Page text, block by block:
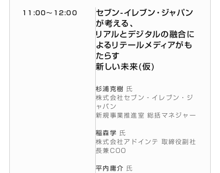
11:00〜12:00
セブン-イレブン・ジャパン
が考える、
リアルとデジタルの融合に
よるリテールメディアがも
たらす
新しい未来(仮)
杉浦克樹 氏
株式会社セブン‐イレブン・ジ
ャパン
新規事業推進室 総括マネジャー
稲森学 氏
株式会社アドインテ 取締役副社
長兼COO
平内庸介 氏